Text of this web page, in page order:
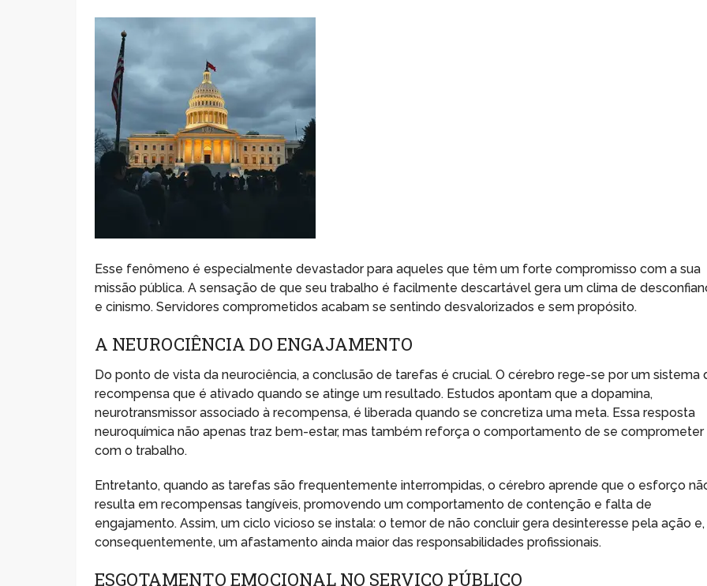
Esse fenômeno é especialmente devastador para aqueles que têm um forte compromisso com a sua
missão pública. A sensação de que seu trabalho é facilmente descartável gera um clima de
e cinismo. Servidores comprometidos acabam se sentindo desvalorizados e sem propósito.
A NEUROCIÊNCIA DO ENGAJAMENTO
Do ponto de vista da neurociência, a conclusão de tarefas é crucial. O cérebro rege-se por um sistema
recompensa que é ativado quando se atinge um resultado. Estudos apontam que a dopamina,
neurotransmissor associado à recompensa, é liberada quando se concretiza uma meta. Essa resposta
neuroquímica não apenas traz bem-estar, mas também reforça o comportamento de se comprometer
com o trabalho.
Entretanto, quando as tarefas são frequentemente interrompidas, o cérebro aprende que o esforço
resulta em recompensas tangíveis, promovendo um comportamento de contenção e falta de
engajamento. Assim, um ciclo vicioso se instala: o temor de não concluir gera desinteresse pela ação e,
consequentemente, um afastamento ainda maior das responsabilidades profissionais.
ESGOTAMENTO EMOCIONAL NO SERVIÇO PÚBLICO